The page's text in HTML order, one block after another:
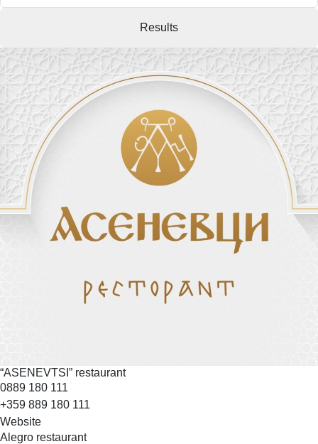
Results
“ASENEVTSI” restaurant
0889 180 111
+359 889 180 111
Website
Alegro restaurant